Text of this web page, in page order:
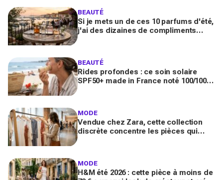
BEAUTÉ
Si je mets un de ces 10 parfums d'été,
j'ai des dizaines de compliments
BEAUTÉ
Rides profondes : ce soin solaire
SPF50+ made in France noté 100/100
MODE
Vendue chez Zara, cette collection
discrète concentre les pièces qui
MODE
H&M été 2026 : cette pièce à moins de